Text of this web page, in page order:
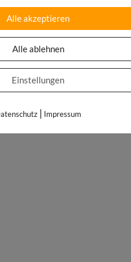
Alle akzeptieren
Alle ablehnen
Einstellungen
| Impressum